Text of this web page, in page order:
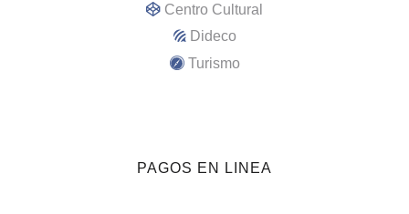
Centro Cultural
Dideco
Turismo
PAGOS EN LINEA